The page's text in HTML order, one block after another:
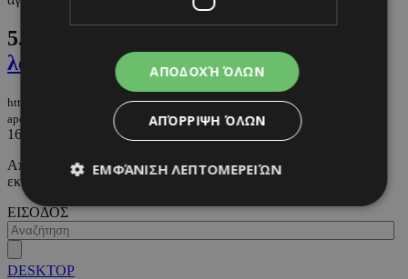
5.
λάμψη
https://m.must.com.cy/gr/beauty/1-beauty/5-self-tanning-losion-gia-tin-
apolyti-lampsi
16/04/2024
BEAUTY
Αποκτήστε το φυσικό μαύρισμα που τόσο επιθυμείτε, χωρις να
εκτεθείτε στον ήλιο.
ΕΙΣΟΔΟΣ
DESKTOP
ΑΠΟΔΟΧΉ ΌΛΩΝ
ΑΠΌΡΡΙΨΗ ΌΛΩΝ
ΕΜΦΆΝΙΣΗ ΛΕΠΤΟΜΕΡΕΙΏΝ
Απολύτως απαραίτητα
Απόδοσης